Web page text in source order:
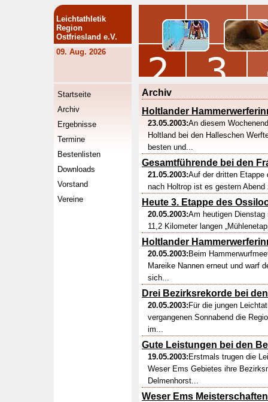
Leichtathletik
Region
Ostfriesland e.V.
09. Aug. 2026
Startseite
Archiv
Ergebnisse
Termine
Bestenlisten
Downloads
Vorstand
Vereine
Archiv
Holtlander
23.05.2003:An diesem
Holtland bei den Halleschen
besten und...
Gesamtführende bei den
21.05.2003:Auf der dritten Etappe
nach Holtrop ist es gestern
Heute 3. Etappe des
20.05.2003:Am heutigen
11,2 Kilometer langen
Holtlander
20.05.2003: Beim
Mareike Nannen erneut und warf
sich...
Drei Bezirksrekorde bei
20.05.2003: Für die jungen
vergangenen Sonnabend die
im...
Gute Leistungen bei den
19.05.2003: Erstmals trugen die
Weser Ems Gebietes ihre
Delmenhorst...
Weser Ems